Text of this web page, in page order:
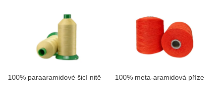
100% paraaramidové šicí nitě 100% meta-aramidová příze